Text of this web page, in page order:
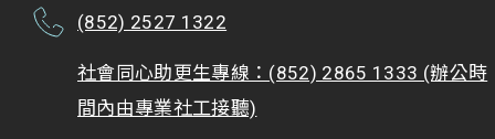
(852) 2527 1322
社會同心助更生專線：(852) 2865 1333 (辦公時
間內由專業社工接聽)